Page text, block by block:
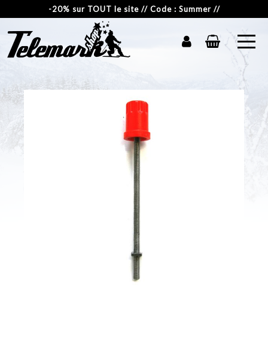
-20% sur TOUT le site // Code : Summer //